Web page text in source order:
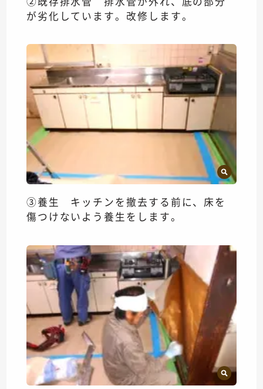
が劣化しています。改修します。
③養生 キッチンを撤去する前に、床を
傷つけないよう養生をします。